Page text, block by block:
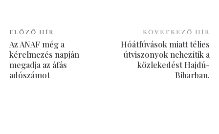
ELŐZŐ HÍR
Az ANAF még a
kérelmezés napján
megadja az áfás
adószámot
KÖVETKEZŐ HÍR
Hóátfúvások miatt télies
útviszonyok nehezítik a
közlekedést Hajdú-
Biharban.